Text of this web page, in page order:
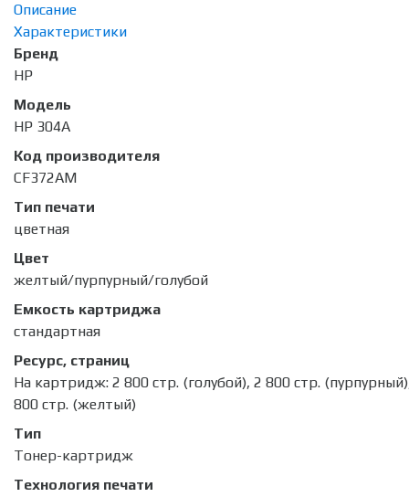
Описание
Характеристики
Бренд
HP
Модель
HP 304A
Код производителя
CF372AM
Тип печати
цветная
Цвет
желтый/пурпурный/голубой
Емкость картриджа
стандартная
Ресурс, страниц
На картридж: 2 800 стр. (голубой), 2 800 стр.
800 стр. (желтый)
Тип
Тонер-картридж
Технология печати